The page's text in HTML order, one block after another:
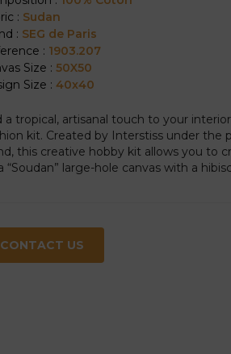
: Sudan
: SEG de Paris
: 1903.207
Size :50X50
Size :40x40
a tropical, artisanal touch to your
kit. Created by Interstiss under the
this creative hobby kit allows you to
“Soudan” large-hole canvas with a
CONTACT US